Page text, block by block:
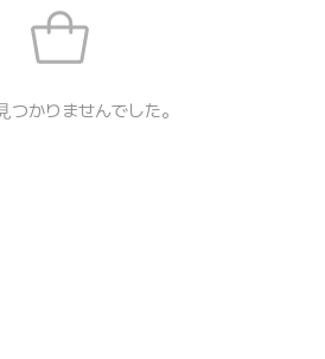
つかりませんでした。